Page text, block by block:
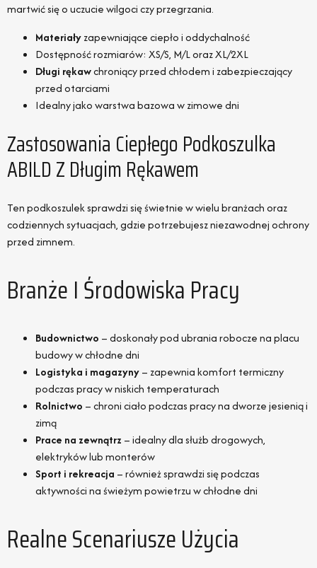
martwić się o uczucie wilgoci czy przegrzania.
Materiałyzapewniające ciepło i oddychalność
Dostępność rozmiarów: XS/S, M/L oraz XL/2XL
Długi rękawchroniący przed chłodem i zabezpieczający
przed otarciami
Idealny jako warstwa bazowa w zimowe dni
Zastosowania Ciepłego Podkoszulka
ABILD Z Długim Rękawem
Ten podkoszulek sprawdzi się świetnie w wielu branżach oraz
codziennych sytuacjach, gdzie potrzebujesz niezawodnej ochrony
przed zimnem.
Branże I Środowiska Pracy
Budownictwo – doskonały pod ubrania robocze na placu
budowy w chłodne dni
Logistyka i magazyny– zapewnia komfort termiczny
podczas pracy w niskich temperaturach
Rolnictwo – chroni ciało podczas pracy na dworze jesienią i
zimą
Prace na zewnątrz – idealny dla służb drogowych,
elektryków lub monterów
Sport i rekreacja – również sprawdzi się podczas
aktywności na świeżym powietrzu w chłodne dni
Realne Scenariusze Użycia